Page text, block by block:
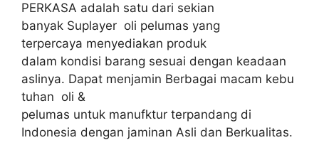
PERKASA adalah satu dari sekian
banyak Suplayer oli pelumas yang
terpercaya menyediakan produk
dalam kondisi barang sesuai dengan keadaan
aslinya. Dapat menjamin Berbagai macam kebu
tuhan oli &
pelumas untuk manufktur terpandang di
Indonesia dengan jaminan Asli dan Berkualitas.